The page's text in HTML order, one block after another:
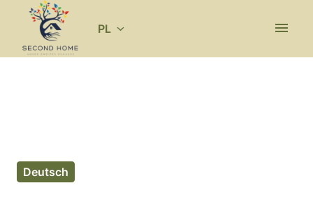
zawartościStrona główna PL
Deutsch